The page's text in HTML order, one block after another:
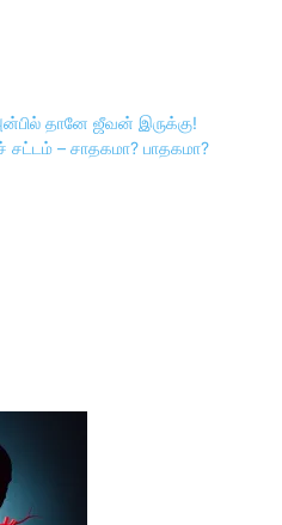
தானே ஜீவன் இருக்கு!
சட்டம் – சாதகமா? பாதகமா?